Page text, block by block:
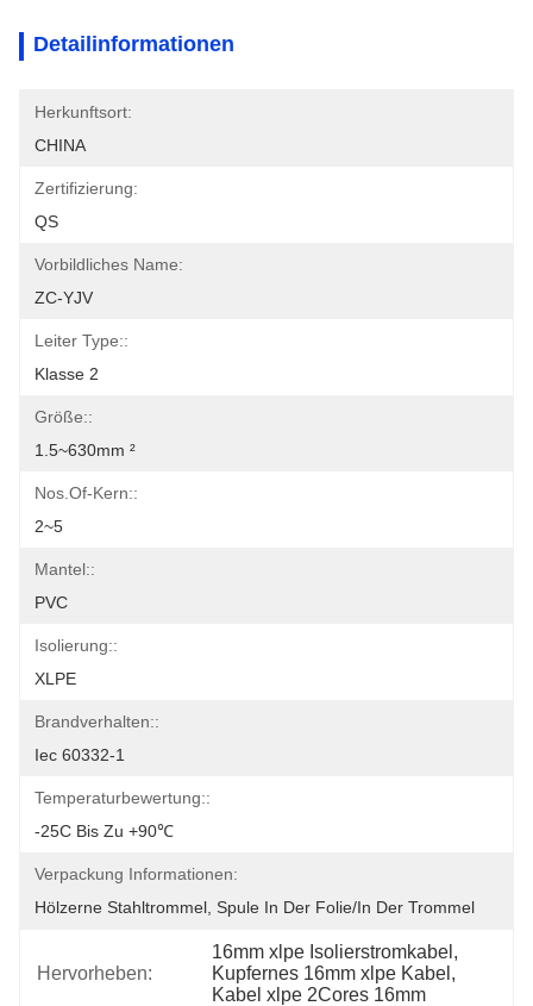
Detailinformationen
Herkunftsort:
CHINA
Zertifizierung:
QS
Vorbildliches Name:
ZC-YJV
Leiter Type::
Klasse 2
Größe::
1.5~630mm ²
Nos.of-Kern::
2~5
Mantel::
PVC
Isolierung::
XLPE
Brandverhalten::
Iec 60332-1
Temperaturbewertung::
-25C Bis Zu +90℃
Verpackung Informationen:
Hölzerne Stahltrommel, Spule In Der Folie/in Der Trommel
Hervorheben:
16mm xlpe Isolierstromkabel ,
Kupfernes 16mm xlpe Kabel ,
Kabel xlpe 2Cores 16mm